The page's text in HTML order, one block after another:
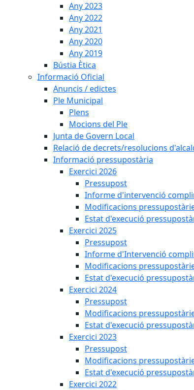
Any 2023
Any 2022
Any 2021
Any 2020
Any 2019
Bústia Ètica
Informació Oficial
Anuncis / edictes
Ple Municipal
Plens
Mocions del Ple
Junta de Govern Local
Relació de decrets/resolucions
Informació pressupostària
Exercici 2026
Pressupost
Informe d'intervenció
Modificacions
Estat d'execució
Exercici 2025
Pressupost
Informe d'Intervenció
Modificacions
Estat d'execució
Exercici 2024
Pressupost
Modificacions
Estat d'execució
Exercici 2023
Pressupost
Modificacions
Estat d'execució
Exercici 2022